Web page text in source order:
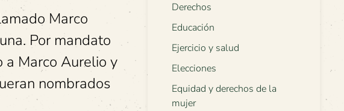
Marco
Por mandato
a Marco Aurelio y
nombrados
Derechos
Educación
Ejercicio y salud
Elecciones
Equidad y derechos de la
mujer